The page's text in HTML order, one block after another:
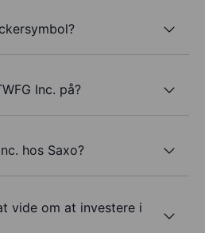
Inc. på?
hos Saxo?
vide om at investere i